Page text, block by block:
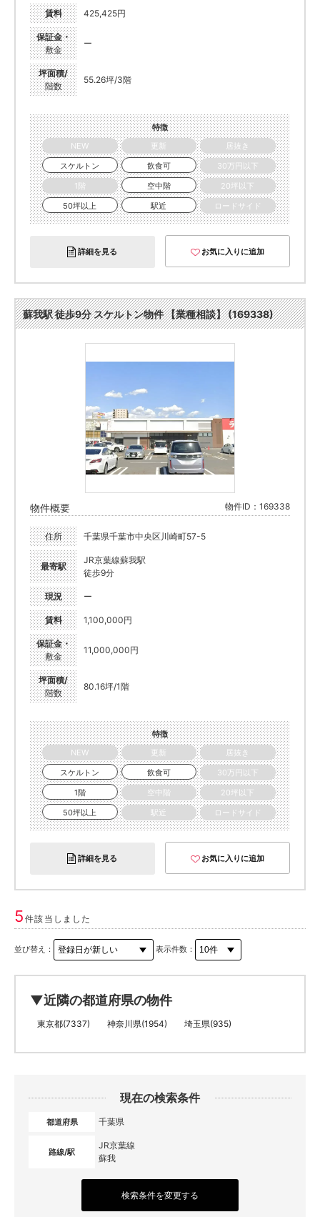
賃料 425,425円
保証金・
敷金
ー
坪面積/
階数
55.26坪/3階
特徴
NEW
更新
居抜き
スケルトン
飲食可
30万円以下
1階
空中階
20坪以下
50坪以上
駅近 ロードサイド
詳細を見る お気に入りに追加
蘇我駅 徒歩9分 スケルトン物件 【業種相談】 (169338)
物件概要 物件ID：169338
住所 千葉県千葉市中央区川崎町57-5
最寄駅
JR京葉線蘇我駅
徒歩9分
現況 ー
賃料 1,100,000円
保証金・
敷金
11,000,000円
坪面積/
階数
80.16坪/1階
特徴
NEW
更新
居抜き
スケルトン
飲食可
30万円以下
1階
空中階
20坪以下
50坪以上
駅近 ロードサイド
詳細を見る お気に入りに追加
5件該当しました
並び替え： 表示件数：
▼近隣の都道府県の物件
東京都(7337) 神奈川県(1954) 埼玉県(935)
現在の検索条件
都道府県 千葉県
路線/駅
JR京葉線
蘇我
検索条件を変更する